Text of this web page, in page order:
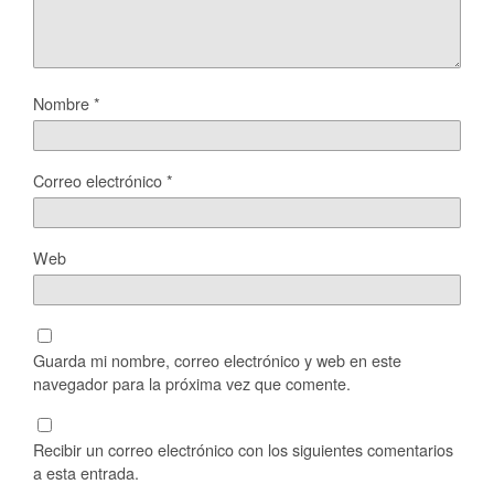
Nombre*
Correo electrónico*
Web
Guarda mi nombre, correo electrónico y web en este
navegador para la próxima vez que comente.
Recibir un correo electrónico con los siguientes comentarios
a esta entrada.